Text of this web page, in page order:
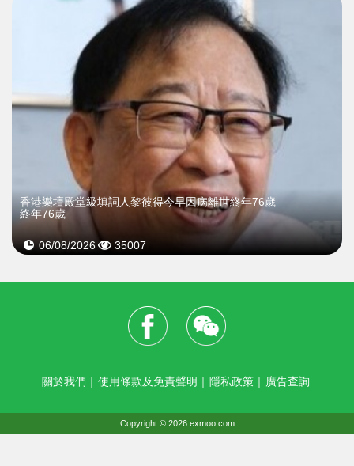
​香港樂壇殿堂級填詞人黎彼得今早因病離世終年76歲
終年76歲
06/08/2026 35007
關於我們 ｜ 使用條款及免責聲明 ｜ 隱私政策 ｜ 廣告查詢
Copyright © 2026 exmoo.com